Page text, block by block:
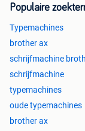
Populaire
Typemachines
brother ax
schrijfmachine
schrijfmachine
typemachines
oude typemachines
brother ax